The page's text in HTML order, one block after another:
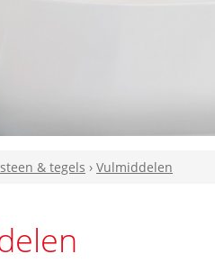
& tegels › Vulmiddelen